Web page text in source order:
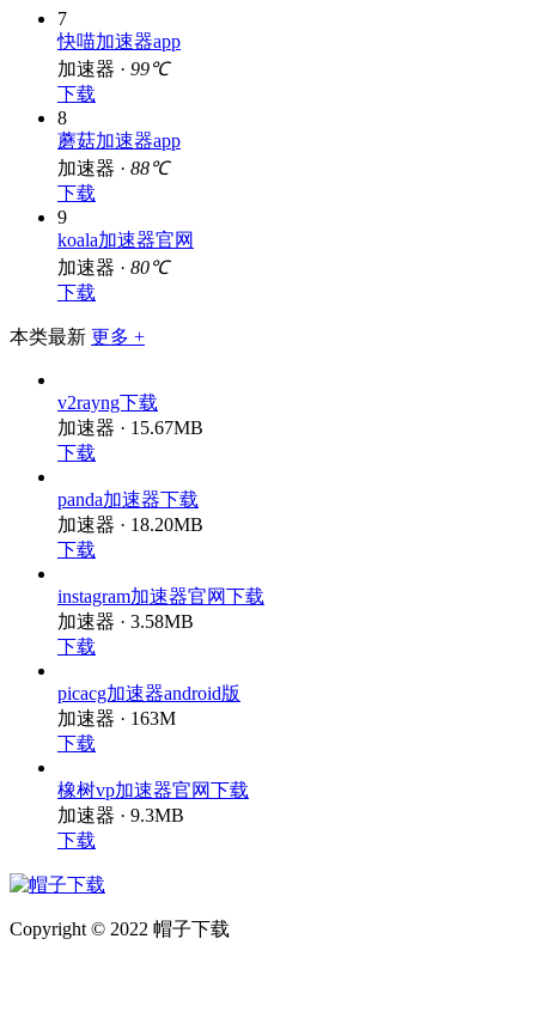
7
快喵加速器app
加速器 · 99℃
下载
8
蘑菇加速器app
加速器 · 88℃
下载
9
koala加速器官网
加速器 · 80℃
下载
本类最新 更多 +
v2rayng下载
加速器 · 15.67MB
下载
panda加速器下载
加速器 · 18.20MB
下载
instagram加速器官网下载
加速器 · 3.58MB
下载
picacg加速器android版
加速器 · 163M
下载
橡树vp加速器官网下载
加速器 · 9.3MB
下载
Copyright © 2022 帽子下载